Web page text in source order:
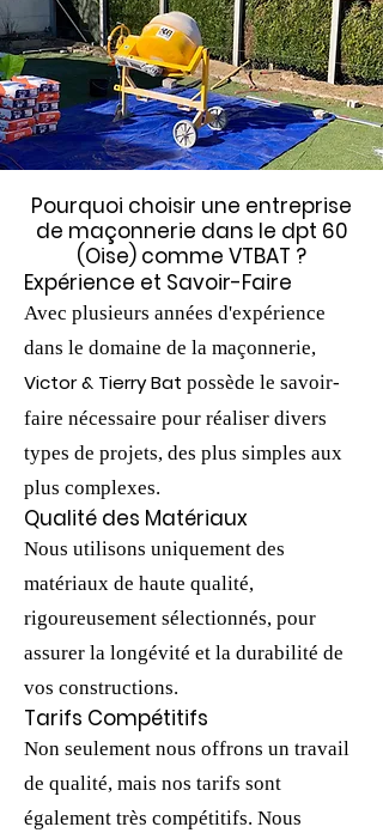
Pourquoi choisir une entreprise
de maçonnerie dans le dpt 60
(Oise) comme VTBAT ?
Expérience et Savoir-Faire
Avec plusieurs années d'expérience
dans le domaine de la maçonnerie,
Victor & Tierry Bat possède le savoir-
faire nécessaire pour réaliser divers
types de projets, des plus simples aux
plus complexes.
Qualité des Matériaux
Nous utilisons uniquement des
matériaux de haute qualité,
rigoureusement sélectionnés, pour
assurer la longévité et la durabilité de
vos constructions.
Tarifs Compétitifs
Non seulement nous offrons un travail
de qualité, mais nos tarifs sont
également très compétitifs. Nous